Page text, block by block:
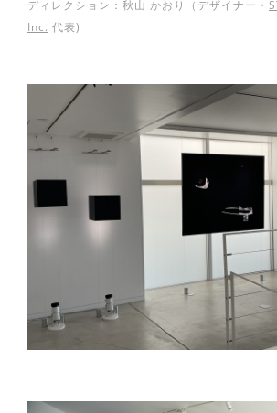
ディレクション：秋山 かおり（デザイナー・
Inc. 代表)